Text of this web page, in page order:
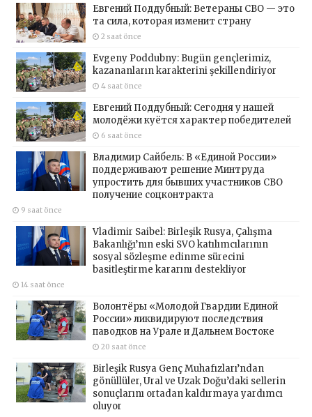
Евгений Поддубный: Ветераны СВО — это
та сила, которая изменит страну
2 saat önce
Evgeny Poddubny: Bugün gençlerimiz,
kazananların karakterini şekillendiriyor
4 saat önce
Евгений Поддубный: Сегодня у нашей
молодёжи куётся характер победителей
6 saat önce
Владимир Сайбель: В «Единой России»
поддерживают решение Минтруда
упростить для бывших участников СВО
получение соцконтракта
9 saat önce
Vladimir Saibel: Birleşik Rusya, Çalışma
Bakanlığı’nın eski SVO katılımcılarının
sosyal sözleşme edinme sürecini
basitleştirme kararını destekliyor
14 saat önce
Волонтёры «Молодой Гвардии Единой
России» ликвидируют последствия
паводков на Урале и Дальнем Востоке
20 saat önce
Birleşik Rusya Genç Muhafızları’ndan
gönüllüler, Ural ve Uzak Doğu’daki sellerin
sonuçlarını ortadan kaldırmaya yardımcı
oluyor